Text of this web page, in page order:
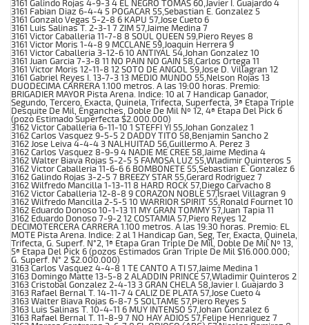
3161 Galindo Rojas 4-9-3 4 EL NEGRO TOMAS 60,Javier I. Guajardo 4
3161 Fabian Diaz 6-4-4 5 POGACAR 55,Sebastian E. Gonzalez 5
3161 Gonzalo Vegas 5-2-8 6 KAPU 57,Jose Cueto 6
3161 Luis Salinas T. 2-3-1 7 ZIM 57,Jaime Medina 7
3161 Victor Caballeria 11-7-8 8 SOUL QUEEN 59,Piero Reyes 8
3161 Victor Moris 1-4-8 9 MCCLANE 59,Joaquin Herrera 9
3161 Victor Caballeria 3-12-6 10 ANTIYAL 54,Johan Gonzalez 10
3161 Juan Garcia 7-3-8 11 NO PAIN NO GAIN 58,Carlos Ortega 11
3161 Victor Moris 12-11-8 12 SOTO DE ANGOL 59,Jose D. Villagran 12
3161 Gabriel Reyes I. 13-7-3 13 MEDIO MUNDO 55,Nelson Rojas 13
DUODECIMA CARRERA 1.100 metros. A las 19:00 horas. Premio:
BRIGADIER MAYOR Pista Arena. Indice: 10 al 7 Handicap Ganador,
Segundo, Tercero, Exacta, Quinela, Trifecta, Superfecta, 3ª Etapa Triple
Desquite De Mil, Enganches, Doble De Mil Nº 12, 4ª Etapa Del Pick 6
(pozo Estimado Superfecta $2.000.000)
3162 Victor Caballeria 6-11-10 1 STEFFI YI 55,Johan Gonzalez 1
3162 Carlos Vasquez 9-5-5 2 DADDY TITO 58,Benjamin Sancho 2
3162 Jose Leiva 4-4-4 3 NALHUITAD 56,Guillermo A. Perez 3
3162 Carlos Vasquez 8-9-9 4 NADIE ME CREE 58,Jaime Medina 4
3162 Walter Biava Rojas 5-2-5 5 FAMOSA LUZ 55,Wladimir Quinteros 5
3162 Victor Caballeria 11-6-6 6 BOMBONETE 55,Sebastian E. Gonzalez 6
3162 Galindo Rojas 3-2-5 7 BREEZY STAR 55,Gerard Rodriguez 7
3162 Wilfredo Mancilla 1-13-11 8 HARD ROCK 57,Diego Carvacho 8
3162 Victor Caballeria 12-8-8 9 CORAZON NOBLE 57,Israel Villagran 9
3162 Wilfredo Mancilla 2-5-5 10 WARRIOR SPIRIT 55,Ronald Fournet 10
3162 Eduardo Donoso 10-1-13 11 MY GRAN TOMMY 57,Juan Tapia 11
3162 Eduardo Donoso 7-9-2 12 COSTAMIA 57,Piero Reyes 12
DECIMOTERCERA CARRERA 1.100 metros. A las 19:30 horas. Premio: EL
MOTE Pista Arena. Indice: 2 al 1 Handicap Gan, Seg, Ter, Exacta, Quinela,
Trifecta, G. Superf. N°2, 1ª Etapa Gran Triple De Mil, Doble De Mil Nº 13,
5ª Etapa Del Pick 6 (pozos Estimados Gran Triple De Mil $16.000.000;
G. Superf. N° 2 $2.000.000)
3163 Carlos Vasquez 4-4-8 1 TE CANTO A TI 57,Jaime Medina 1
3163 Domingo Matte 13-5-8 2 ALADDIN PRINCE 57,Wladimir Quinteros 2
3163 Cristobal Gonzalez 2-4-13 3 GRAN CHELA 58,Javier I. Guajardo 3
3163 Rafael Bernal T. 14-11-7 4 CALIZ DE PLATA 57,Jose Cueto 4
3163 Walter Biava Rojas 6-8-7 5 SOLTAME 57,Piero Reyes 5
3163 Luis Salinas T. 10-4-11 6 MUY INTENSO 57,Johan Gonzalez 6
3163 Rafael Bernal T. 11-8-9 7 NO HAY ADIOS 57,Felipe Henriquez 7